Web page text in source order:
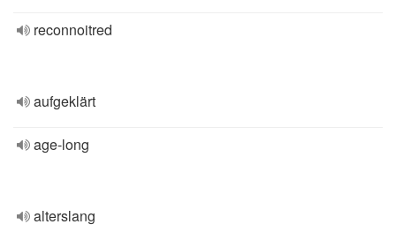
reconnoitred
aufgeklärt
age-long
alterslang